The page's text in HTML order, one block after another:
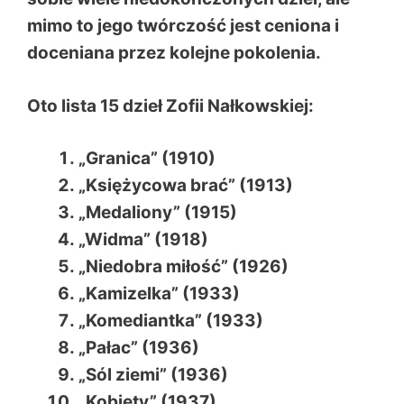
mimo to jego twórczość jest ceniona i
doceniana przez kolejne pokolenia.
Oto lista 15 dzieł Zofii Nałkowskiej:
„Granica” (1910)
„Księżycowa brać” (1913)
„Medaliony” (1915)
„Widma” (1918)
„Niedobra miłość” (1926)
„Kamizelka” (1933)
„Komediantka” (1933)
„Pałac” (1936)
„Sól ziemi” (1936)